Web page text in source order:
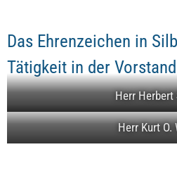
Das Ehrenzeichen in
Tätigkeit in der
Herr
Herr Kurt O.